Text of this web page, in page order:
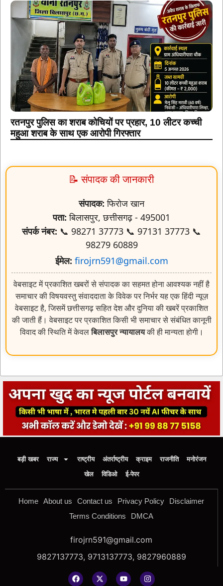
रतनपुर पुलिस का शराब कोचियों पर प्रहार, 10 लीटर कच्ची
महुआ शराब के साथ एक आरोपी गिरफ्तार
📝 संपादक की जानकारी
संपादक: फिरोज खान
पता: बिलासपुर, छत्तीसगढ़ - 495001
संपर्क नंबर: 📞 98271 37773 📞 97131 37773 📞
98279 60889
ईमेल: firojrn591@gmail.com
वेबसाइट में प्रकाशित खबरों से संपादक का सहमत होना आवश्यक नहीं है
समाचार की विषयवस्तु संवाददाता के विवेक पर निर्भर यह एक हिंदी न्यूज़
वेबसाइट है, जिसमें छत्तीसगढ़ सहित देश और दुनिया की खबरें प्रकाशित
की जाती हैं। वेबसाइट पर प्रकाशित किसी भी समाचार से संबंधित कानूनी
विवाद की स्थिति में केवलबिलासपुर न्यायालयकी ही मान्यता होगी।
बड़ी खबर राज्य राष्ट्रीय अंतर्राष्ट्रीय क्राइम राजनीति
मनोरंजन
खेल
विडिओ ई-पेपर
Home About us Contact us Privacy Policy
Disclaimer
Terms Conditions
DMCA
firojrn591@gmail.com
9827137773, 9713137773, 9827960889